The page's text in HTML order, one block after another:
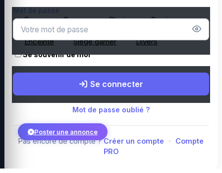
Ecran Casque Clavier
Souris
Microphone
Webcam
Enceinte
Siège gamer Divers
Top PC gamer : Intel / AMD
Composants PC gamer
Poster une annonce
Se souvenir de moi
Se connecter
Mot de passe oublié ?
Pas encore de compte ? Créer un compte ·
Compte
PRO